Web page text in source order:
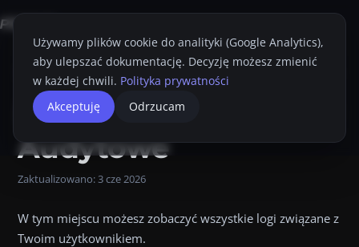
Strona główna Przewodnik Administratora
Logi Audytowe.
Logi Audytowe W tym miejscu możesz zobaczyć wszystkie
Logi
Audytowe
Zaktualizowano:3 cze 2026
W tym miejscu możesz zobaczyć wszystkie logi związane z
Twoim użytkownikiem.
Używamy plików cookie do analityki (Google Analytics),
aby ulepszać dokumentację. Decyzję możesz zmienić
w każdej chwili. Polityka prywatności
Akceptuję
Odrzucam